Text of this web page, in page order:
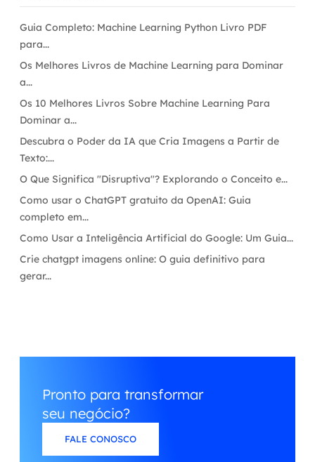
Guia Completo: Machine Learning Python Livro PDF
para...
Os Melhores Livros de Machine Learning para Dominar
a...
Os 10 Melhores Livros Sobre Machine Learning Para
Dominar a...
Descubra o Poder da IA que Cria Imagens a Partir de
Texto:...
O Que Significa "Disruptiva"? Explorando o Conceito e...
Como usar o ChatGPT gratuito da OpenAI: Guia
completo em...
Como Usar a Inteligência Artificial do Google: Um Guia...
Crie chatgpt imagens online: O guia definitivo para
gerar...
Pronto para transformar
seu negócio?
FALE CONOSCO